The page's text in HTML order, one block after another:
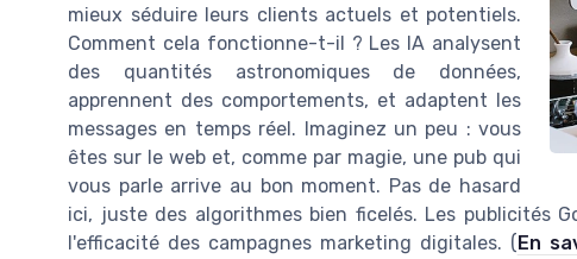
mieux séduire leurs clients actuels et potentiels.
Comment cela fonctionne-t-il ? Les IA analysent
des quantités astronomiques de données,
apprennent des comportements, et adaptent les
messages en temps réel. Imaginez un peu : vous
êtes sur le web et, comme par magie, une pub qui
vous parle arrive au bon moment. Pas de hasard
ici, juste des algorithmes bien ficelés. Les publicités
l'efficacité des campagnes marketing digitales. (En